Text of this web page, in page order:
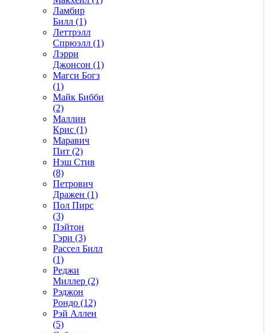
Ламбир
Билл (1)
Леттрэлл
Спрюэлл (1)
Лэрри
Джонсон (1)
Магси Богз
(1)
Майк Бибби
(2)
Маллин
Крис (1)
Маравич
Пит (2)
Нэш Стив
(8)
Петрович
Дражен (1)
Пол Пирс
(3)
Пэйтон
Гэри (3)
Рассел Билл
(1)
Реджи
Миллер (2)
Рэджон
Рондо (12)
Рэй Аллен
(5)